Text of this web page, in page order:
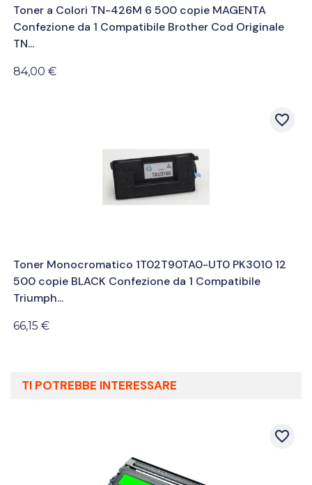
Toner a Colori TN-426M 6 500 copie MAGENTA
Confezione da 1 Compatibile Brother Cod Originale
TN...
84,00 €
favorite_border
Toner Monocromatico 1T02T90TA0-UT0 PK3010 12
500 copie BLACK Confezione da 1 Compatibile
Triumph...
66,15 €
TI POTREBBE INTERESSARE
favorite_border